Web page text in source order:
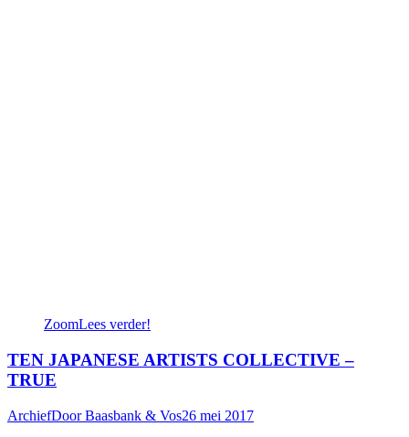
ZoomLees verder!
TEN JAPANESE ARTISTS COLLECTIVE –
TRUE
ArchiefDoorBaasbank & Vos26 mei 2017